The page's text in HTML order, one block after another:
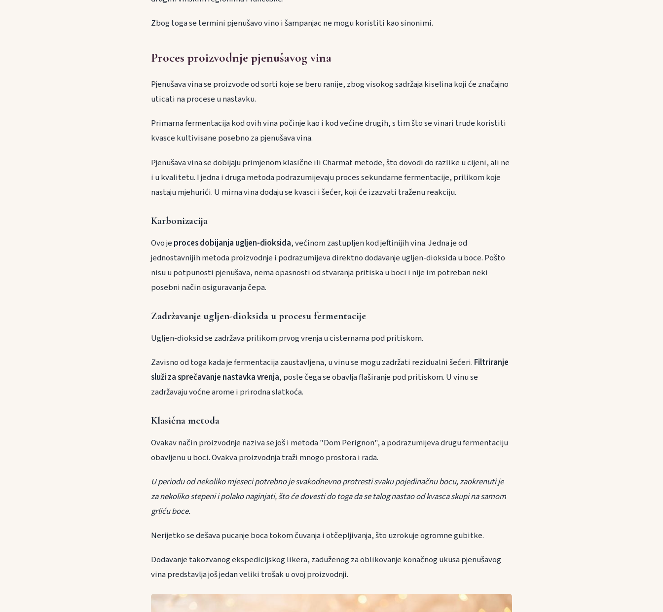
Zbog toga se termini pjenušavo vino i šampanjac ne mogu koristiti kao sinonimi.
Proces proizvodnje pjenušavog vina
Pjenušava vina se proizvode od sorti koje se beru ranije, zbog visokog sadržaja kiselina koji će značajno
uticati na procese u nastavku.
Primarna fermentacija kod ovih vina počinje kao i kod većine drugih, s tim što se vinari trude koristiti
kvasce kultivisane posebno za pjenušava vina.
Pjenušava vina se dobijaju primjenom klasične ili Charmat metode, što dovodi do razlike u cijeni, ali ne
i u kvalitetu. I jedna i druga metoda podrazumijevaju proces sekundarne fermentacije, prilikom koje
nastaju mjehurići. U mirna vina dodaju se kvasci i šećer, koji će izazvati traženu reakciju.
Karbonizacija
Ovo je proces dobijanja ugljen-dioksida, većinom zastupljen kod jeftinijih vina. Jedna je od
jednostavnijih metoda proizvodnje i podrazumijeva direktno dodavanje ugljen-dioksida u boce. Pošto
nisu u potpunosti pjenušava, nema opasnosti od stvaranja pritiska u boci i nije im potreban neki
posebni način osiguravanja čepa.
Zadržavanje ugljen-dioksida u procesu fermentacije
Ugljen-dioksid se zadržava prilikom prvog vrenja u cisternama pod pritiskom.
Zavisno od toga kada je fermentacija zaustavljena, u vinu se mogu zadržati rezidualni šećeri. Filtriranje
služi za sprečavanje nastavka vrenja, posle čega se obavlja flaširanje pod pritiskom. U vinu se
zadržavaju voćne arome i prirodna slatkoća.
Klasična metoda
Ovakav način proizvodnje naziva se još i metoda "Dom Perignon", a podrazumijeva drugu fermentaciju
obavljenu u boci. Ovakva proizvodnja traži mnogo prostora i rada.
U periodu od nekoliko mjeseci potrebno je svakodnevno protresti svaku pojedinačnu bocu, zaokrenuti je
za nekoliko stepeni i polako naginjati, što će dovesti do toga da se talog nastao od kvasca skupi na samom
grliću boce.
Nerijetko se dešava pucanje boca tokom čuvanja i otčepljivanja, što uzrokuje ogromne gubitke.
Dodavanje takozvanog ekspedicijskog likera, zaduženog za oblikovanje konačnog ukusa pjenušavog
vina predstavlja još jedan veliki trošak u ovoj proizvodnji.